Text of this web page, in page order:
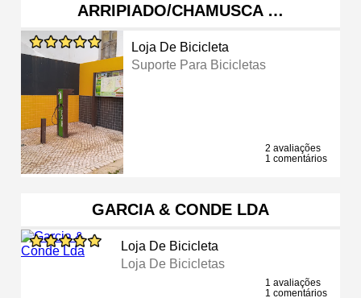
ARRIPIADO/CHAMUSCA …
Loja De Bicicleta
Suporte Para Bicicletas
2 avaliações
1 comentários
GARCIA & CONDE LDA
Loja De Bicicleta
Loja De Bicicletas
1 avaliações
1 comentários